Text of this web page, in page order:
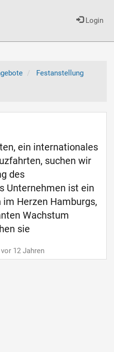
Login
Festanstellung
ein internationales
suchen wir
des
Unternehmen ist ein
Herzen Hamburgs,
Wachstum
sie
vor 12 Jahren